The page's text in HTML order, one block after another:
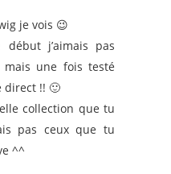
je vois 😉
début j’aimais pas
une fois testé
direct !! 🙂
collection que tu
pas ceux que tu
^^